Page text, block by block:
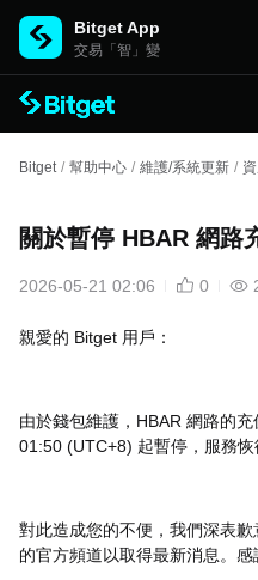
Bitget App
交易「智」變
Bitget / 幫助中心 / 維護/系統更新 /
關於暫停 HBAR 網路
2026-05-21 02:06 0
親愛的 Bitget 用戶：
由於錢包維護，HBAR 網路的
01:50 (UTC+8) 起暫停，服務恢
對此造成您的不便，我們深表
的官方頻道以取得最新消息。感